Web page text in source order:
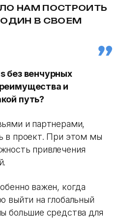
НАМ ПОСТРОИТЬ
В СВОЕМ
без венчурных
и
путь?
и партнерами,
в проект. При этом мы
привлечения
важен, когда
выйти на глобальный
большие средства для